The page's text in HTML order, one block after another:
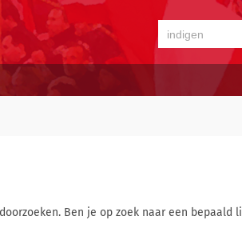
Ben je op zoek naar een bepaald